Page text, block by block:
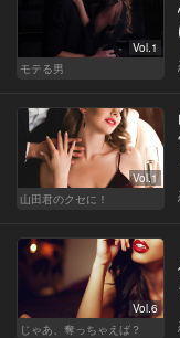
Vol.1
モテる男
Vol.1
山田君のクセに！
Vol.6
じゃあ、奪っちゃえば？